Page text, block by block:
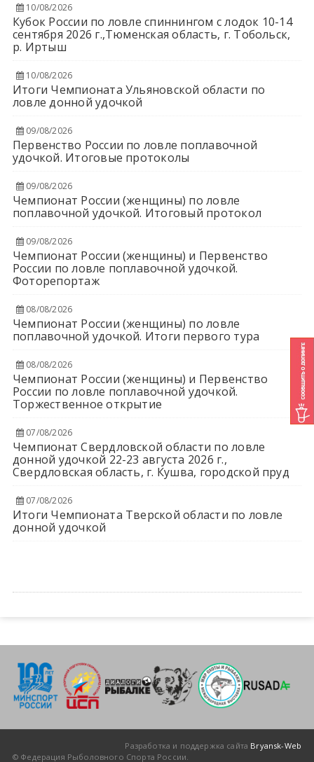
10/08/2026
Кубок России по ловле спиннингом с лодок 10-14
сентября 2026 г.,Тюменская область, г. Тобольск,
р. Иртыш
10/08/2026
Итоги Чемпионата Ульяновской области по
ловле донной удочкой
09/08/2026
Первенство России по ловле поплавочной
удочкой. Итоговые протоколы
09/08/2026
Чемпионат России (женщины) по ловле
поплавочной удочкой. Итоговый протокол
09/08/2026
Чемпионат России (женщины) и Первенство
России по ловле поплавочной удочкой.
Фоторепортаж
08/08/2026
Чемпионат России (женщины) по ловле
поплавочной удочкой. Итоги первого тура
08/08/2026
Чемпионат России (женщины) и Первенство
России по ловле поплавочной удочкой.
Торжественное открытие
07/08/2026
Чемпионат Свердловской области по ловле
донной удочкой 22-23 августа 2026 г.,
Свердловская область, г. Кушва, городской пруд
07/08/2026
Итоги Чемпионата Тверской области по ловле
донной удочкой
Разработка и поддержка сайта Bryansk-Web
© Федерация Рыболовного Спорта России.